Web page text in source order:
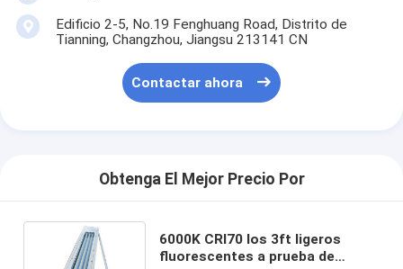
Edificio 2-5, No.19 Fenghuang Road, Distrito de
Tianning, Changzhou, Jiangsu 213141 CN
Contactar ahora
Obtenga El Mejor Precio Por
6000K CRI70 los 3ft ligeros
fluorescentes a prueba de